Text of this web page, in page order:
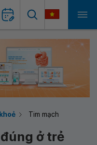
Tim mạch
ở trẻ